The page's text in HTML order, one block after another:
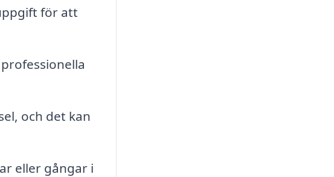
för att
och det kan
eller gångar i